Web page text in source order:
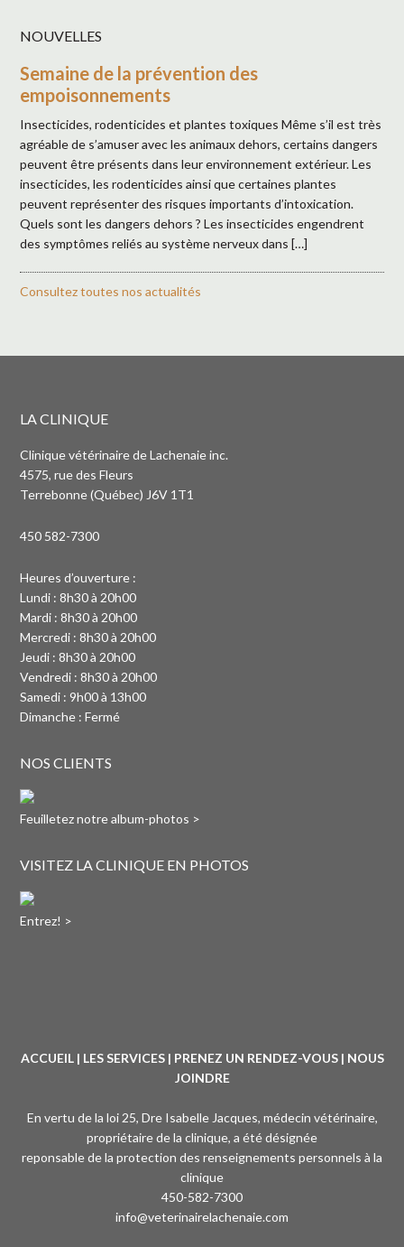
NOUVELLES
Semaine de la prévention des
empoisonnements
Insecticides, rodenticides et plantes toxiques Même s’il est très
agréable de s’amuser avec les animaux dehors, certains dangers
peuvent être présents dans leur environnement extérieur. Les
insecticides, les rodenticides ainsi que certaines plantes
peuvent représenter des risques importants d’intoxication.
Quels sont les dangers dehors ? Les insecticides engendrent
des symptômes reliés au système nerveux dans […]
Consultez toutes nos actualités
LA CLINIQUE
Clinique vétérinaire de Lachenaie inc.
4575, rue des Fleurs
Terrebonne (Québec) J6V 1T1
450 582-7300
Heures d’ouverture :
Lundi : 8h30 à 20h00
Mardi : 8h30 à 20h00
Mercredi : 8h30 à 20h00
Jeudi : 8h30 à 20h00
Vendredi : 8h30 à 20h00
Samedi : 9h00 à 13h00
Dimanche : Fermé
NOS CLIENTS
Feuilletez notre album-photos >
VISITEZ LA CLINIQUE EN PHOTOS
Entrez! >
ACCUEIL| LES SERVICES| PRENEZ UN RENDEZ-VOUS| NOUS
JOINDRE
En vertu de la loi 25, Dre Isabelle Jacques, médecin vétérinaire,
propriétaire de la clinique, a été désignée
reponsable de la protection des renseignements personnels à la
clinique
450-582-7300
info@veterinairelachenaie.com